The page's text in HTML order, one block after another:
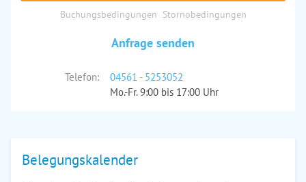
Buchungsbedingungen Stornobedingungen
Anfrage senden
Telefon:
04561 - 5253052
Mo.-Fr. 9:00 bis 17:00 Uhr
Belegungskalender